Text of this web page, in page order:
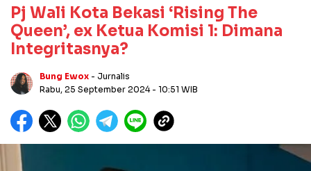
Pj Wali Kota Bekasi ‘Rising The
Queen’, ex Ketua Komisi 1: Dimana
Integritasnya?
Bung Ewox - Jurnalis
Rabu, 25 September 2024 - 10:51 WIB